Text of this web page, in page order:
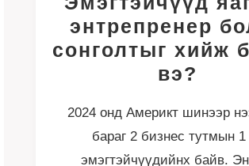
энтрепренер
сонголтыг хийж
вэ?
2024 онд Америкт шинээр
бараг 2 бизнес тутмын 1
эмэгтэйчүүдийнх байв.